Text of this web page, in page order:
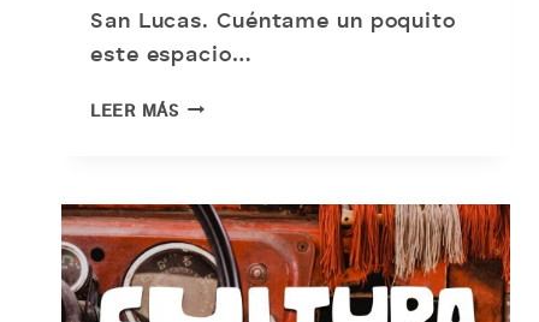
San Lucas. Cuéntame un poquito
este espacio…
LEER MÁSDE
LA
VIDA
EN
ESCENA